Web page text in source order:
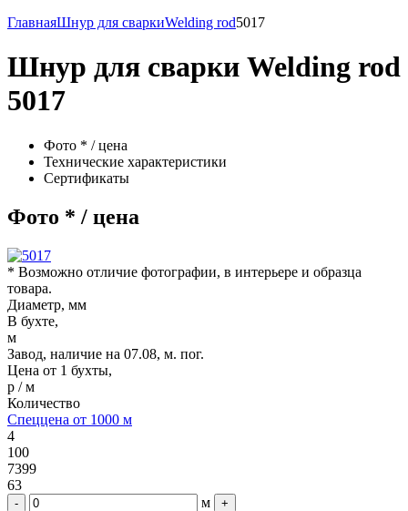
ГлавнаяШнур для сваркиWelding rod5017
Шнур для сварки Welding rod
5017
Фото * / цена
Технические характеристики
Сертификаты
Фото * / цена
* Возможно отличие фотографии, в интерьере и образца
товара.
Диаметр, мм
В бухте,
м
Завод, наличие на 07.08, м. пог.
Цена от 1 бухты,
р / м
Количество
Спеццена от 1000 м
4
100
7399
63
- м +